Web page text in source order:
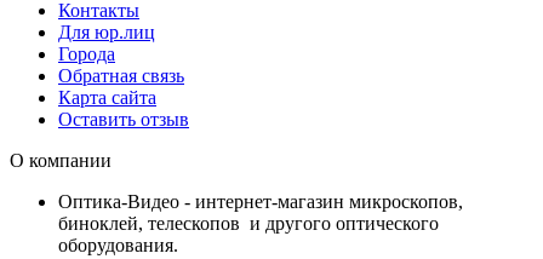
Контакты
Для юр.лиц
Города
Обратная связь
Карта сайта
Оставить отзыв
О компании
Оптика-Видео - интернет-магазин микроскопов,
биноклей, телескопов и другого оптического
оборудования.